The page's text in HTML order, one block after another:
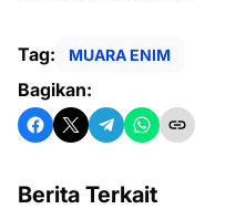
Tag: MUARA ENIM
Bagikan:
Berita Terkait